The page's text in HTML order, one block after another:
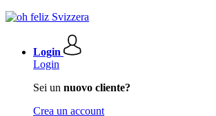
Login
Login
Sei un nuovo cliente?
Crea un account